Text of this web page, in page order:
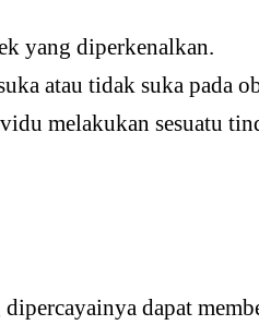
yang diperkenalkan.
atau tidak suka pada
melakukan sesuatu
dapat